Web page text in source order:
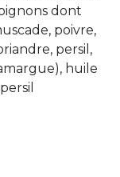
dont
poivre,
persil,
huile